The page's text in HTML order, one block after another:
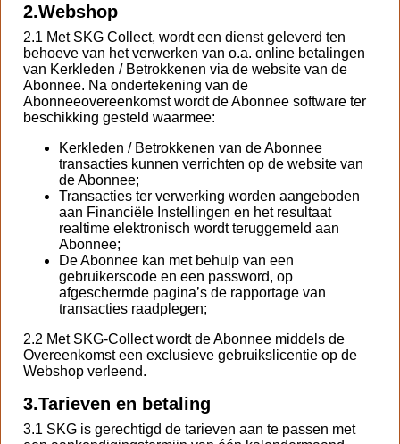
2.Webshop
2.1 Met SKG Collect, wordt een dienst geleverd ten
behoeve van het verwerken van o.a. online betalingen
van Kerkleden / Betrokkenen via de website van de
Abonnee. Na ondertekening van de
Abonneeovereenkomst wordt de Abonnee software ter
beschikking gesteld waarmee:
Kerkleden / Betrokkenen van de Abonnee
transacties kunnen verrichten op de website van
de Abonnee;
Transacties ter verwerking worden aangeboden
aan Financiële Instellingen en het resultaat
realtime elektronisch wordt teruggemeld aan
Abonnee;
De Abonnee kan met behulp van een
gebruikerscode en een password, op
afgeschermde pagina’s de rapportage van
transacties raadplegen;
2.2 Met SKG-Collect wordt de Abonnee middels de
Overeenkomst een exclusieve gebruikslicentie op de
Webshop verleend.
3.Tarieven en betaling
3.1 SKG is gerechtigd de tarieven aan te passen met